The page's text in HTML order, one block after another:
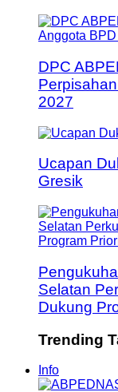
DPC
2027
Ucapan
Gresik
Selatan
Dukung
Trending
Info